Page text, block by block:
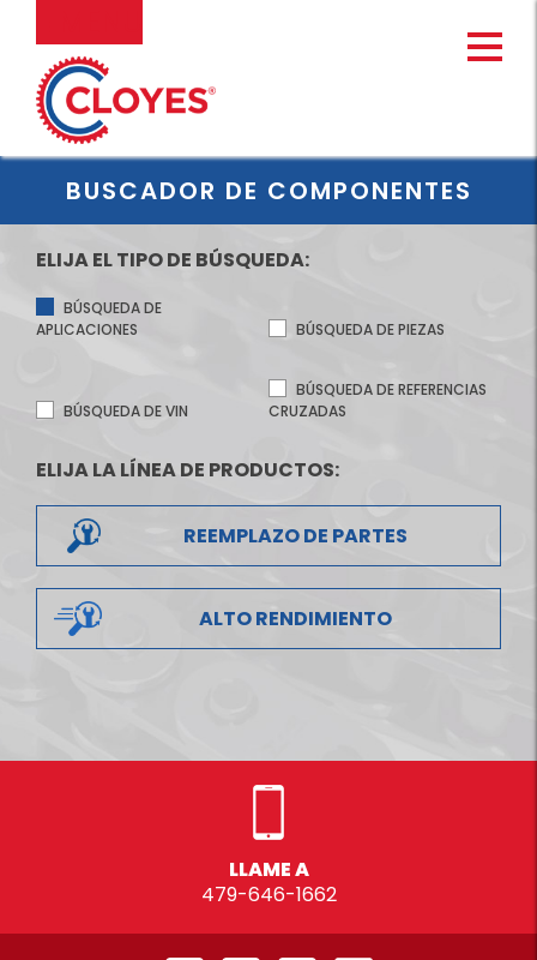
contenido
BUSCADOR DE COMPONENTES
ELIJA EL TIPO DE BÚSQUEDA:
BÚSQUEDA DE
APLICACIONES
BÚSQUEDA DE PIEZAS
BÚSQUEDA DE VIN
BÚSQUEDA DE REFERENCIAS
CRUZADAS
ELIJA LA LÍNEA DE PRODUCTOS:
REEMPLAZO DE PARTES
ALTO RENDIMIENTO
LLAME A
479-646-1662